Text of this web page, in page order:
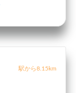
駅から8.15km